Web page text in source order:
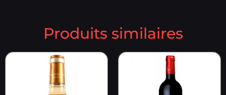
Produits similaires